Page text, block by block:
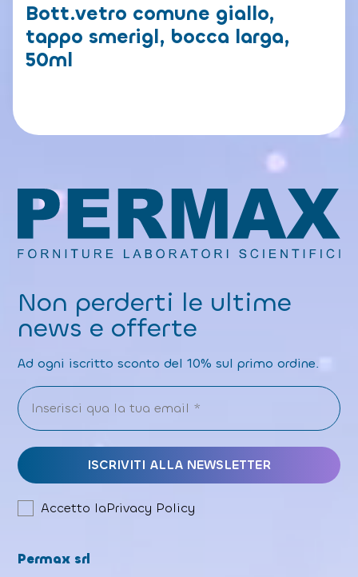
Bott.vetro comune giallo,
tappo smerigl, bocca larga,
50ml
Non perderti le ultime
news e offerte
Ad ogni iscritto sconto del 10% sul primo ordine.
Accetto laPrivacy Policy
Permax srl